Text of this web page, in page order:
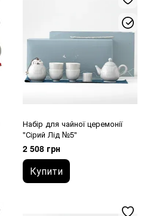
Набір для чайної церемонії
"Сірий Лід №5"
2 508 грн
Купити